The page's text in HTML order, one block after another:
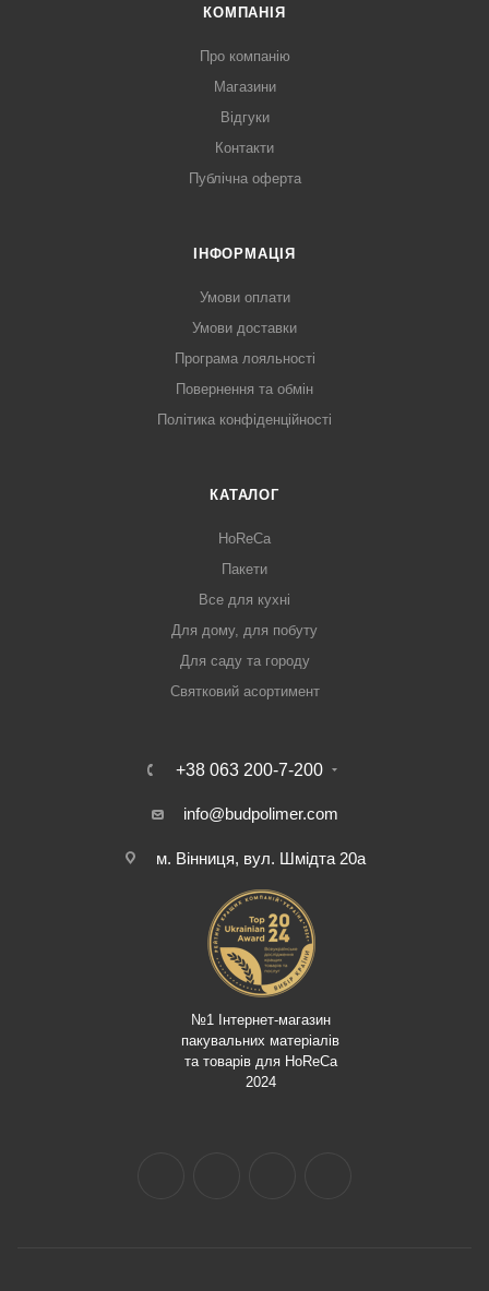
КОМПАНІЯ
Про компанію
Магазини
Відгуки
Контакти
Публічна оферта
ІНФОРМАЦІЯ
Умови оплати
Умови доставки
Програма лояльності
Повернення та обмін
Політика конфіденційності
КАТАЛОГ
HoReCa
Пакети
Все для кухні
Для дому, для побуту
Для саду та городу
Святковий асортимент
+38 063 200-7-200
info@budpolimer.com
м. Вінниця, вул. Шмідта 20а
№1 Інтернет-магазин
пакувальних матеріалів
та товарів для HoReCa
2024